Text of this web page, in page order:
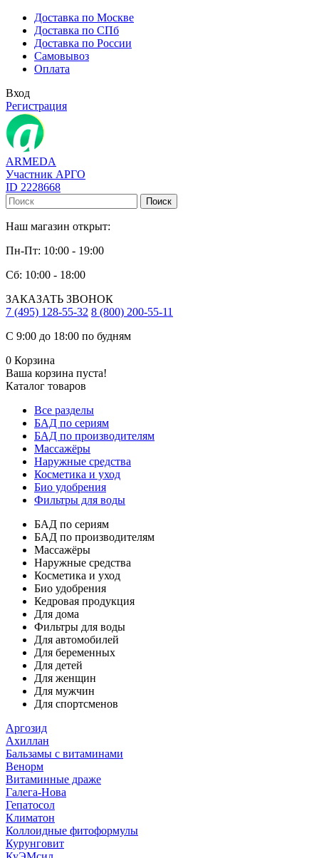
Доставка по Москве
Доставка по СПб
Доставка по России
Самовывоз
Оплата
Вход
Регистрация
ARMEDA
Участник АРГО
ID 2228668
Поиск
Наш магазин открыт:
Пн-Пт: 10:00 - 19:00
Сб: 10:00 - 18:00
ЗАКАЗАТЬ ЗВОНОК
7 (495) 128-55-32 8 (800) 200-55-11
С 9:00 до 18:00 по будням
0 Корзина
Ваша корзина пуста!
Каталог товаров
Все разделы
БАД по сериям
БАД по производителям
Массажёры
Наружные средства
Косметика и уход
Био удобрения
Фильтры для воды
БАД по сериям
БАД по производителям
Массажёры
Наружные средства
Косметика и уход
Био удобрения
Кедровая продукция
Для дома
Фильтры для воды
Для автомобилей
Для беременных
Для детей
Для женщин
Для мужчин
Для спортсменов
Аргозид
Ахиллан
Бальзамы с витаминами
Венорм
Витаминные драже
Галега-Нова
Гепатосол
Климатон
Коллоидные фитоформулы
Курунговит